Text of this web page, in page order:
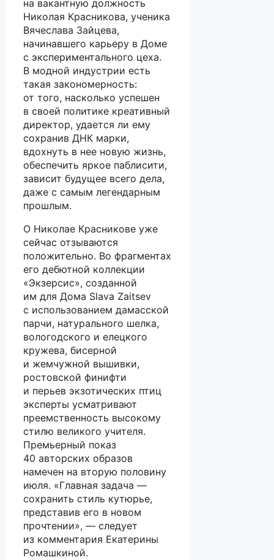
на вакантную должность
Николая Красникова, ученика
Вячеслава Зайцева,
начинавшего карьеру в Доме
с экспериментального цеха.
В модной индустрии есть
такая закономерность:
от того, насколько успешен
в своей политике креативный
директор, удается ли ему
сохранив ДНК марки,
вдохнуть в нее новую жизнь,
обеспечить яркое паблисити,
зависит будущее всего дела,
даже с самым легендарным
прошлым.
О Николае Красникове уже
сейчас отзываются
положительно. Во фрагментах
его дебютной коллекции
«Экзерсис», созданной
им для Дома Slava Zaitsev
с использованием дамасской
парчи, натурального шелка,
вологодского и елецкого
кружева, бисерной
и жемчужной вышивки,
ростовской финифти
и перьев экзотических птиц
эксперты усматривают
преемственность высокому
стилю великого учителя.
Премьерный показ
40 авторских образов
намечен на вторую половину
июля. «Главная задача —
сохранить стиль кутюрье,
представив его в новом
прочтении», — следует
из комментария Екатерины
Ромашкиной.